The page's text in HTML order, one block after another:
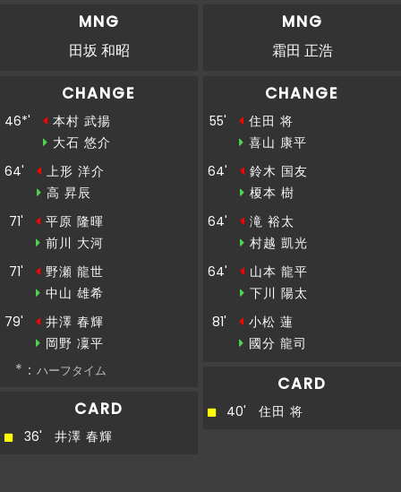
18'
北九州 2 - 3 松本
後半
19' ９鈴木ＯＵＴ→２５榎本ＩＮ
後半
19' ２３滝ＯＵＴ→２９村越ＩＮ
後半
19' ４１山本ＯＵＴ→８下川ＩＮ
後半
19' ７上形ＯＵＴ→２９高昇辰ＩＮ
後半
20' ここまでのスタッツ：シュート：１６本
20' ここまでのスタッツ：シュート：１２本
25'
下川がペナルティエリア内からシュートを放つ
も、枠をとらえられない
MNG
田坂 和昭
CHANGE
46*'
本村 武揚
大石 悠介
64'
上形 洋介
高 昇辰
71'
平原 隆暉
前川 大河
71'
野瀬 龍世
中山 雄希
79'
井澤 春輝
岡野 凜平
*： ハーフタイム
CARD
36' 井澤 春輝
MNG
霜田 正浩
CHANGE
55'
住田 将
喜山 康平
64'
鈴木 国友
榎本 樹
64'
滝 裕太
村越 凱光
64'
山本 龍平
下川 陽太
81'
小松 蓮
國分 龍司
CARD
40' 住田 将